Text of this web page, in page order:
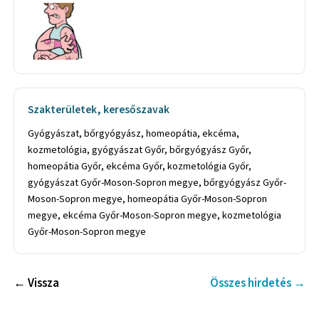
Szakterületek, keresőszavak
Gyógyászat, bőrgyógyász, homeopátia, ekcéma,
kozmetológia, gyógyászat Győr, bőrgyógyász Győr,
homeopátia Győr, ekcéma Győr, kozmetológia Győr,
gyógyászat Győr-Moson-Sopron megye, bőrgyógyász Győr-
Moson-Sopron megye, homeopátia Győr-Moson-Sopron
megye, ekcéma Győr-Moson-Sopron megye, kozmetológia
Győr-Moson-Sopron megye
← Vissza Összes hirdetés →